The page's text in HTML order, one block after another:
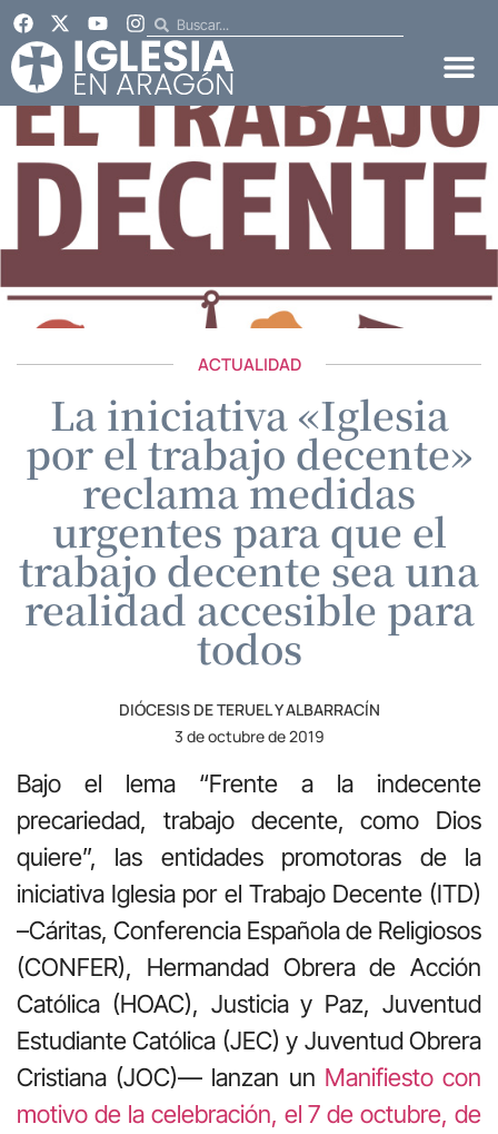
ACTUALIDAD
La iniciativa «Iglesia
por el trabajo decente»
reclama medidas
urgentes para que el
trabajo decente sea una
realidad accesible para
todos
DIÓCESIS DE TERUEL Y ALBARRACÍN
3 de octubre de 2019
Bajo el lema “Frente a la indecente
precariedad, trabajo decente, como Dios
quiere”, las entidades promotoras de la
iniciativa Iglesia por el Trabajo Decente (ITD)
–Cáritas, Conferencia Española de Religiosos
(CONFER), Hermandad Obrera de Acción
Católica (HOAC), Justicia y Paz, Juventud
Estudiante Católica (JEC) y Juventud Obrera
Cristiana (JOC)— lanzan un Manifiesto con
motivo de la celebración, el 7 de octubre, de